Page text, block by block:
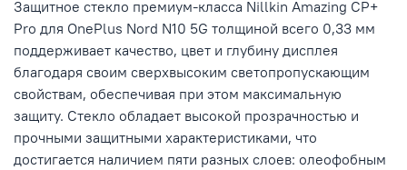
Защитное стекло премиум-класса Nillkin Amazing CP+
Pro для OnePlus Nord N10 5G толщиной всего 0,33 мм
поддерживает качество, цвет и глубину дисплея
благодаря своим сверхвысоким светопропускающим
свойствам, обеспечивая при этом максимальную
защиту. Стекло обладает высокой прозрачностью и
прочными защитными характеристиками, что
достигается наличием пяти разных слоев: олеофобным